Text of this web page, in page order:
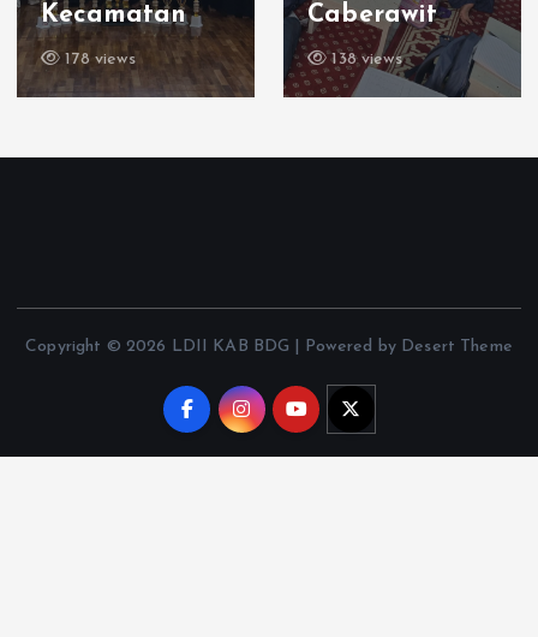
Kecamatan
178 views
Caberawit
138 views
Copyright © 2026 LDII KAB BDG | Powered by Desert Theme